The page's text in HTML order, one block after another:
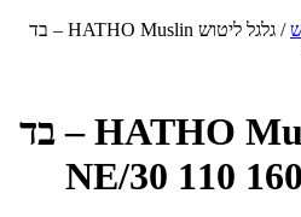
/ גלגל ליטוש HATHO Muslin – בד
גלגל ליטוש HATHO Muslin – בד